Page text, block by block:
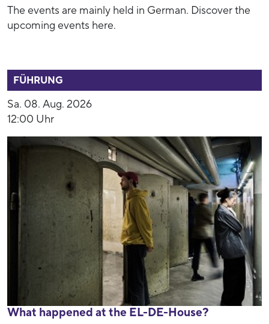
The events are mainly held in German. Discover the
upcoming events here.
FÜHRUNG
Sa. 08. Aug. 2026
12:00 Uhr
What happened at the EL-DE-House?